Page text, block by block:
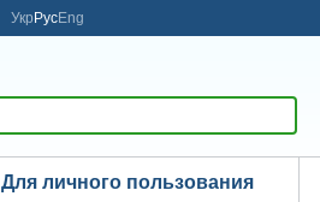
Укр РусEng
Для личного пользования